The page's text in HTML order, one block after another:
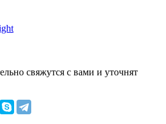
свяжутся с вами и уточнят